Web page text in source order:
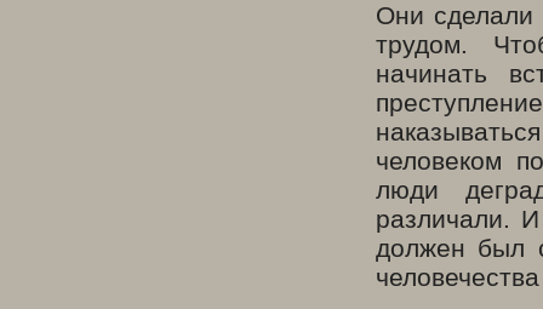
Они сделали
трудом.
начинать
человеком
люди
различали.
должен был